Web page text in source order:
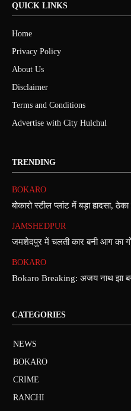
QUICK LINKS
Home
Privacy Policy
About Us
Disclaimer
Terms and Conditions
Advertise with City Hulchul
TRENDING
BOKARO
बोकारो स्टील प्लांट में बड़ा हादसा,
JAMSHEDPUR
जमशेदपुर में चलती कार बनी आग का
BOKARO
Bokaro Breaking: अजय नाथ झा
CATEGORIES
NEWS
BOKARO
CRIME
RANCHI